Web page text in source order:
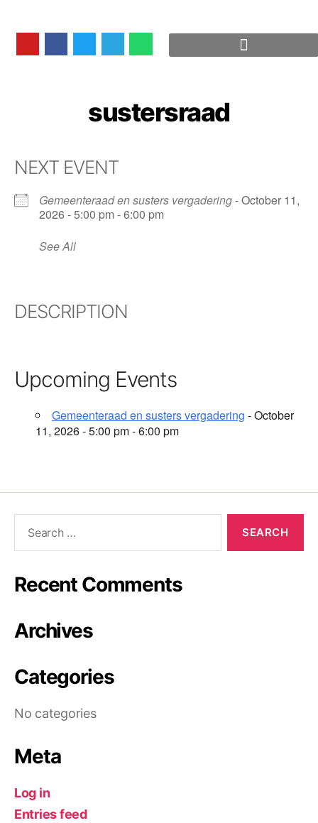
sustersraad
NEXT EVENT
Gemeenteraad en susters vergadering- October 11,
2026 - 5:00 pm - 6:00 pm
See All
DESCRIPTION
Upcoming Events
Gemeenteraad en susters vergadering - October
11, 2026 - 5:00 pm - 6:00 pm
Recent Comments
Archives
Categories
No categories
Meta
Log in
Entries feed